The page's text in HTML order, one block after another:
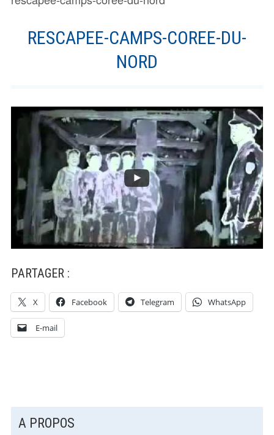
RESCAPEE-CAMPS-COREE-DU-
NORD
PARTAGER :
X Facebook Telegram WhatsApp
E-mail
COLONNE
A PROPOS